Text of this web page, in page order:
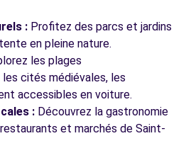
: Profitez des parcs et jardins
en pleine nature.
les plages
cités médiévales, les
accessibles en voiture.
: Découvrez la gastronomie
et marchés de Saint-